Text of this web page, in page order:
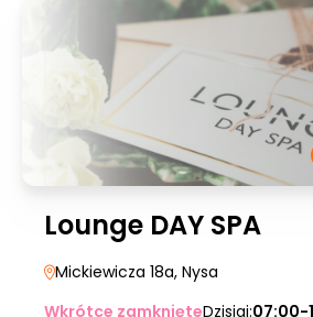
Lounge DAY SPA
Mickiewicza 18a, Nysa
Wkrótce zamknięteDzisiaj:07:00-